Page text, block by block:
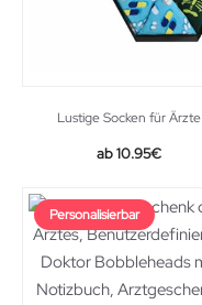
Lustige Socken für Ärzte
10.95€
Personalisierbar